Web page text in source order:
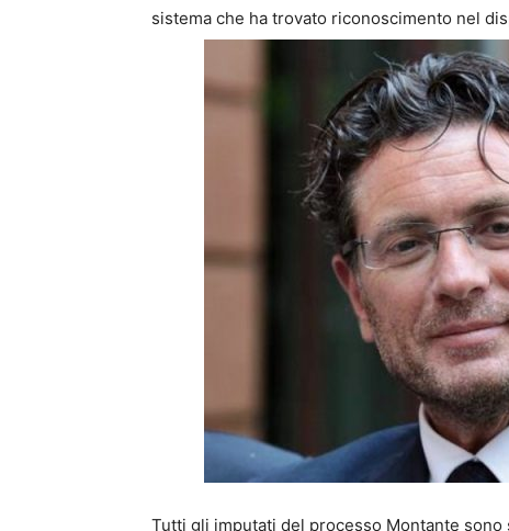
sistema che ha trovato riconoscimento nel
Tutti gli imputati del processo Montante